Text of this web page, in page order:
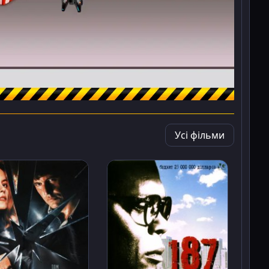
Усі фільми